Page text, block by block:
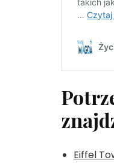
Eiffel